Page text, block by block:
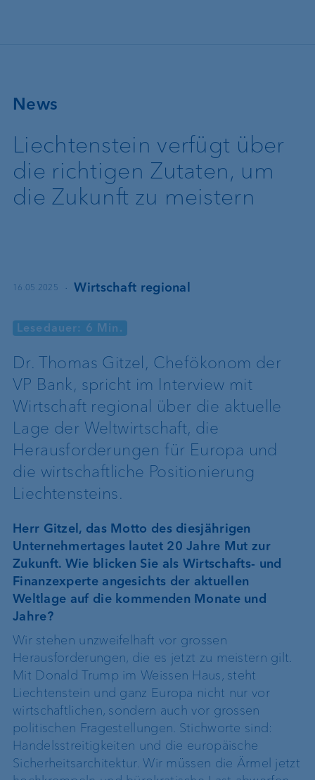
News
Liechtenstein verfügt über
die richtigen Zutaten, um
die Zukunft zu meistern
16.05.2025 · Wirtschaft regional
Lesedauer: 6 Min.
Dr. Thomas Gitzel, Chefökonom der
VP Bank, spricht im Interview mit
Wirtschaft regional über die aktuelle
Lage der Weltwirtschaft, die
Herausforderungen für Europa und
die wirtschaftliche Positionierung
Liechtensteins.
Herr Gitzel, das Motto des diesjährigen
Unternehmertages lautet 20 Jahre Mut zur
Zukunft. Wie blicken Sie als Wirtschafts- und
Finanzexperte angesichts der aktuellen
Weltlage auf die kommenden Monate und
Jahre?
Wir stehen unzweifelhaft vor grossen
Herausforderungen, die es jetzt zu meistern gilt.
Mit Donald Trump im Weissen Haus, steht
Liechtenstein und ganz Europa nicht nur vor
wirtschaftlichen, sondern auch vor grossen
politischen Fragestellungen. Stichworte sind:
Handelsstreitigkeiten und die europäische
Sicherheitsarchitektur. Wir müssen die Ärmel jetzt